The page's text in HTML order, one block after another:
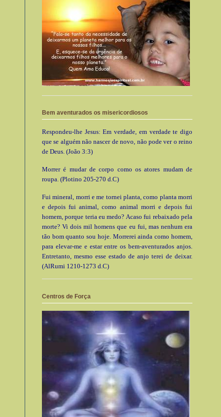
Bem aventurados os misericordiosos
Respondeu-lhe Jesus: Em verdade, em verdade te digo
que se alguém não nascer de novo, não pode ver o reino
de Deus. (João 3:3)
Morrer é mudar de corpo como os atores mudam de
roupa. (Plotino 205-270 d.C)
Fui mineral, morri e me tornei planta, como planta morri
e depois fui animal, como animal morri e depois fui
homem, porque teria eu medo? Acaso fui rebaixado pela
morte? Vi dois mil homens que eu fui, mas nenhum era
tão bom quanto sou hoje. Morrerei ainda como homem,
para elevar-me e estar entre os bem-aventurados anjos.
Entretanto, mesmo esse estado de anjo terei de deixar.
(AlRumi 1210-1273 d.C)
Centros de Força